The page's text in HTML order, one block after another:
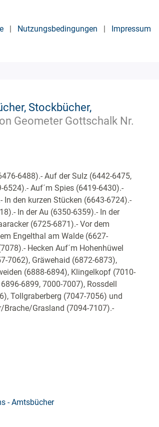
| Nutzungsbedingungen | Impressum
Stockbücher,
Geometer Gottschalk Nr.
6488).- Auf der Sulz (6442-6475,
Auf´m Spies (6419-6430).-
In den kurzen Stücken (6643-6724).-
In der Au (6350-6359).- In der
(6725-6871).- Vor dem
Engelthal am Walde (6627-
Hecken Auf´m Hohenhüwel
7062), Gräwehaid (6872-6873),
(6888-6894), Klingelkopf (7010-
6899, 7000-7007), Rossdell
Tollgraberberg (7047-7056) und
Brache/Grasland (7094-7107).-
- Amtsbücher